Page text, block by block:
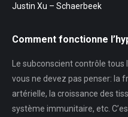
Justin Xu – Schaerbeek
Comment fonctionne
Le subconscient contrôle
vous ne devez pas penser: la
artérielle, la croissance des
système immunitaire, etc.